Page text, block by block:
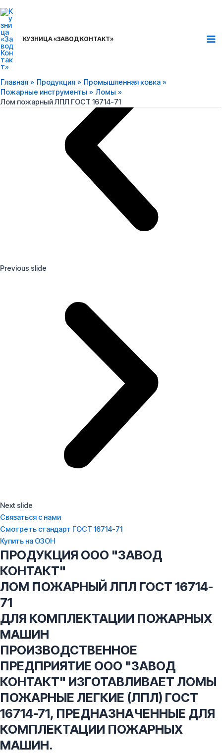
к
содержимому
КУЗНИЦА «ЗАВОД КОНТАКТ»
Главная Продукция
Промышленная ковка
Пожарные инструменты
Ломы
Лом пожарный ЛПЛ ГОСТ 16714-71
Previous slide
Next slide
Связаться с нами
Смотреть стандарт ГОСТ 16714-71
Купить на ОЗОН
ПРОДУКЦИЯ ООО "ЗАВОД
КОНТАКТ"
ЛОМ ПОЖАРНЫЙ ЛПЛ ГОСТ 16714-
71
ДЛЯ КОМПЛЕКТАЦИИ ПОЖАРНЫХ
МАШИН
ПРОИЗВОДСТВЕННОЕ
ПРЕДПРИЯТИЕ ООО "ЗАВОД
КОНТАКТ" ИЗГОТАВЛИВАЕТ ЛОМЫ
ПОЖАРНЫЕ ЛЕГКИЕ (ЛПЛ) ГОСТ
16714-71, ПРЕДНАЗНАЧЕННЫЕ ДЛЯ
КОМПЛЕКТАЦИИ ПОЖАРНЫХ
МАШИН.